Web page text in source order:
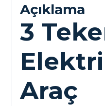
Açıklama
3
Araç